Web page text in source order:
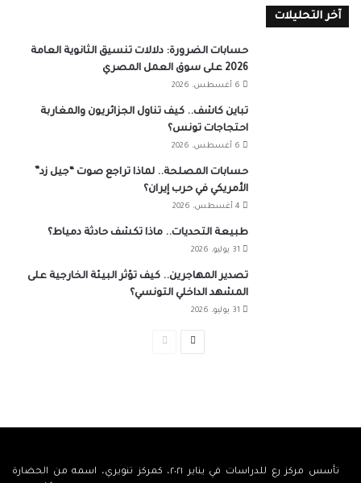
آخر التحليلات
حسابات الضرورة: دلالات تنسيق الثانوية العامة
2026 على سوق العمل المصري
6 أغسطس، 2026
تباين كاشف.. كيف تناول الجزائريون والمغاربة
احتجاجات تونس؟
6 أغسطس، 2026
حسابات المصلحة.. لماذا تراجع صوت “جيل زد”
الأمريكي في حرب إيران؟
4 أغسطس، 2026
طبيعة التحديات.. ماذا تكشف حادثة دمياط؟
31 يوليو، 2026
تصدير المهاجرين.. كيف تؤثر البيئة الخارجية على
المشهد الداخلي التونسي؟
31 يوليو، 2026
الصفحة
تأسس مركز رع للدراسات في يناير ٢٠٢١، كمركز تنويري، اسمه من الحضارة